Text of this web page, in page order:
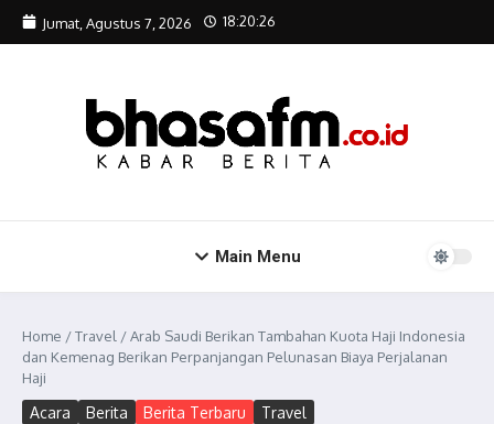
Lewati ke konten
Jumat, Agustus 7, 2026 18:20:26
Main Menu
Home /Travel /Arab Saudi Berikan Tambahan Kuota Haji Indonesia
dan Kemenag Berikan Perpanjangan Pelunasan Biaya Perjalanan
Haji
Acara Berita Berita Terbaru Travel